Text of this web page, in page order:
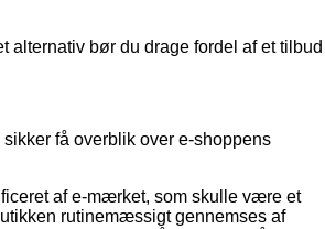
alternativ bør du drage fordel af et tilbud
få overblik over e-shoppens
af e-mærket, som skulle være et
rutinemæssigt gennemses af